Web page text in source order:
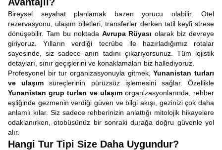
Bireysel seyahat planlamak bazen yorucu olabilir. Otel
rezervasyonu, ulaşım biletleri, transferler derken tatil keyfi strese
dönüşebilir. Tam bu noktada Avrupa Rüyası olarak biz devreye
giriyoruz. Yılların verdiği tecrübe ile hazırladığımız rotalar
sayesinde, siz sadece anın tadını çıkarıyorsunuz. Tüm lojistik
detayları, sınır geçişlerini ve konaklamaları biz hallediyoruz.
Profesyonel bir tur organizasyonuyla gitmek,Yunanistan turları
ve ulaşım süreçlerinin pürüzsüz işlemesini sağlar. Özellikle
Yunanistan grup turları ve ulaşımorganizasyonlarında, rehber
eşliğinde gezmenin verdiği güven ve bilgi akışı, gezinizi çok daha
anlamlı kılar. Siz sadece rehberinizin anlattığı mitolojik hikayelere
odaklanırken, otobüsünüz bir sonraki durağa doğru güvenle yol
alır.
Hangi Tur Tipi Size Daha Uygundur?